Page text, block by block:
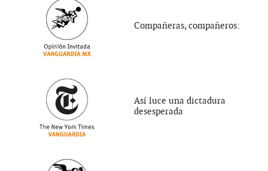
Compañeras, compañeros:
Así luce una dictadura
desesperada